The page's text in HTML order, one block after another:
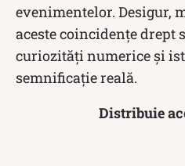
evenimentelor. Desigur,
aceste coincidențe
curiozități numerice și
semnificație reală.
Distribuie